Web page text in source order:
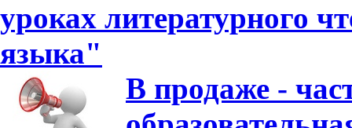
уроках литературного
языка"
В продаже -